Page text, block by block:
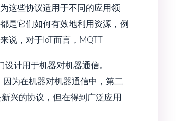
这些协议适用于不同的应用领
是它们如何有效地利用资源，例
说，对于IoT而言，MQTT
设计用于机器对机器通信。
为在机器对机器通信中，第二
兴的协议，但在得到广泛应用